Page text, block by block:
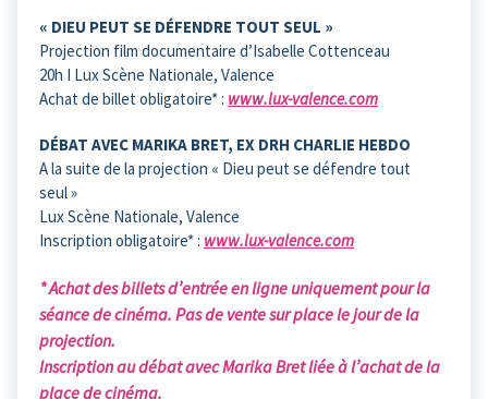
« DIEU PEUT SE DÉFENDRE TOUT SEUL »
Projection film documentaire d’Isabelle Cottenceau
20h I Lux Scène Nationale, Valence
Achat de billet obligatoire* : www.lux-valence.com
DÉBAT AVEC MARIKA BRET, EX DRH CHARLIE HEBDO
A la suite de la projection « Dieu peut se défendre tout
seul »
Lux Scène Nationale, Valence
Inscription obligatoire* : www.lux-valence.com
* Achat des billets d’entrée en ligne uniquement pour la
séance decinéma. Pas de vente sur place le jour de la
projection.
Inscription au débat avec Marika Bret liée à l’achat de la
place de cinéma.